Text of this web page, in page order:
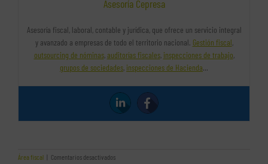
Asesoría Cepresa
Asesoría fiscal, laboral, contable y jurídica, que ofrece un servicio integral
y avanzado a empresas de todo el territorio nacional. Gestión fiscal,
outsourcing de nóminas,auditorías fiscales, inspecciones de trabajo,
grupos de sociedades, inspecciones de Hacienda…
Área fiscal | Comentarios desactivadosen